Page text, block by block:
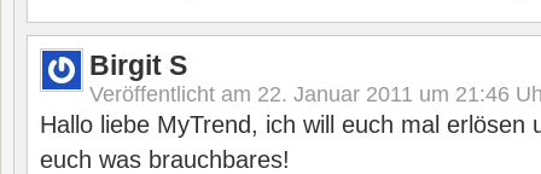
Birgit S
Veröffentlicht am 22. Januar 2011 um 21:46
Hallo liebe MyTrend, ich will euch mal erlösen
euch was brauchbares!